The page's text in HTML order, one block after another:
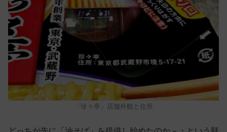
「珍々亭」店舗外観と住所